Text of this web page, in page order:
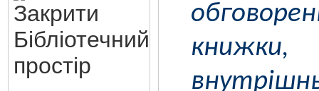
Бібліотечний
простір